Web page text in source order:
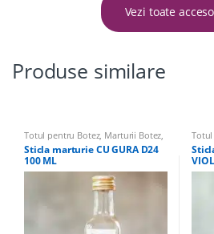
Vezi toate
Produse similare
Totul pentru Botez, Marturii Botez
Sticle marturii & Accesorii,Sticle
Marturii,Marturii Nunta
Sticla marturie CU GURA D24
100 ML